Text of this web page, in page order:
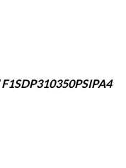
F1SDP310350PSIPA4